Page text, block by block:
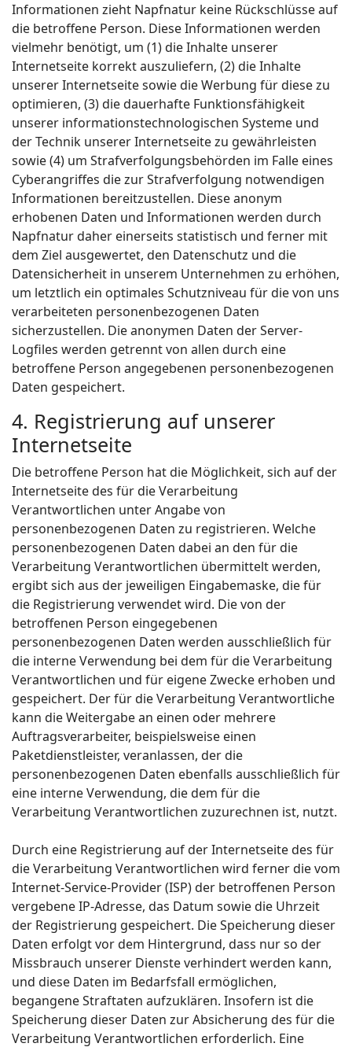
Informationen zieht Napfnatur keine Rückschlüsse auf
die betroffene Person. Diese Informationen werden
vielmehr benötigt, um (1) die Inhalte unserer
Internetseite korrekt auszuliefern, (2) die Inhalte
unserer Internetseite sowie die Werbung für diese zu
optimieren, (3) die dauerhafte Funktionsfähigkeit
unserer informationstechnologischen Systeme und
der Technik unserer Internetseite zu gewährleisten
sowie (4) um Strafverfolgungsbehörden im Falle eines
Cyberangriffes die zur Strafverfolgung notwendigen
Informationen bereitzustellen. Diese anonym
erhobenen Daten und Informationen werden durch
Napfnatur daher einerseits statistisch und ferner mit
dem Ziel ausgewertet, den Datenschutz und die
Datensicherheit in unserem Unternehmen zu erhöhen,
um letztlich ein optimales Schutzniveau für die von uns
verarbeiteten personenbezogenen Daten
sicherzustellen. Die anonymen Daten der Server-
Logfiles werden getrennt von allen durch eine
betroffene Person angegebenen personenbezogenen
Daten gespeichert.
4. Registrierung auf unserer
Internetseite
Die betroffene Person hat die Möglichkeit, sich auf der
Internetseite des für die Verarbeitung
Verantwortlichen unter Angabe von
personenbezogenen Daten zu registrieren. Welche
personenbezogenen Daten dabei an den für die
Verarbeitung Verantwortlichen übermittelt werden,
ergibt sich aus der jeweiligen Eingabemaske, die für
die Registrierung verwendet wird. Die von der
betroffenen Person eingegebenen
personenbezogenen Daten werden ausschließlich für
die interne Verwendung bei dem für die Verarbeitung
Verantwortlichen und für eigene Zwecke erhoben und
gespeichert. Der für die Verarbeitung Verantwortliche
kann die Weitergabe an einen oder mehrere
Auftragsverarbeiter, beispielsweise einen
Paketdienstleister, veranlassen, der die
personenbezogenen Daten ebenfalls ausschließlich für
eine interne Verwendung, die dem für die
Verarbeitung Verantwortlichen zuzurechnen ist, nutzt.
Durch eine Registrierung auf der Internetseite des für
die Verarbeitung Verantwortlichen wird ferner die vom
Internet-Service-Provider (ISP) der betroffenen Person
vergebene IP-Adresse, das Datum sowie die Uhrzeit
der Registrierung gespeichert. Die Speicherung dieser
Daten erfolgt vor dem Hintergrund, dass nur so der
Missbrauch unserer Dienste verhindert werden kann,
und diese Daten im Bedarfsfall ermöglichen,
begangene Straftaten aufzuklären. Insofern ist die
Speicherung dieser Daten zur Absicherung des für die
Verarbeitung Verantwortlichen erforderlich. Eine